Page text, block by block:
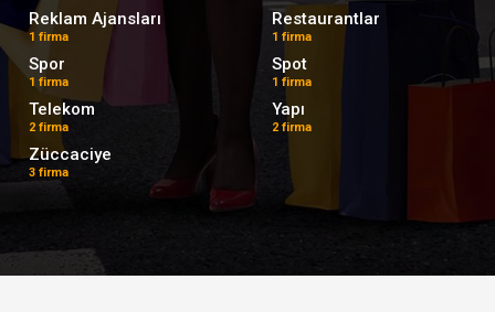
Reklam Ajansları
1 firma
Restaurantlar
1 firma
Spor
1 firma
Spot
1 firma
Telekom
2 firma
Yapı
2 firma
Züccaciye
3 firma